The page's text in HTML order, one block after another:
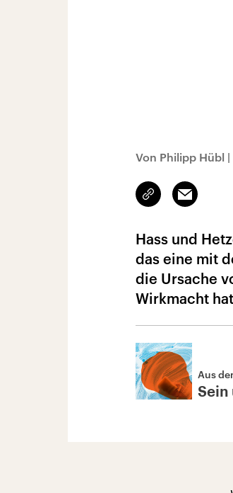
Von Philipp Hübl |
Link
kopieren/teilen
Email
Hass und
das eine mit
die Ursache
Wirkmacht
Aus
Sein